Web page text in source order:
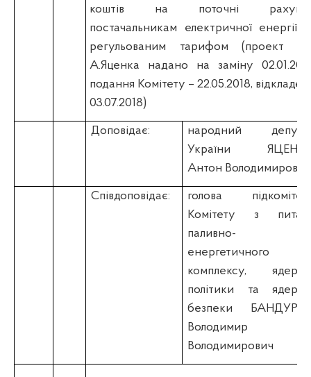
коштів на поточні
постачальникам електричної енергії
регульованим тарифом (проект
А.Яценка надано на заміну
подання Комітету – 22.05.2018,
03.07.2018)
Доповідає:
народний
України
Антон Володимирович
Співдоповідає:
голова
Комітету з
паливно-
енергетичного
комплексу,
політики та
безпеки
Володимир
Володимирович